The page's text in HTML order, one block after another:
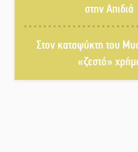
στην Ταιβάν
Τζάμπολ για
στην Απιδιά
Στον καταψύκτη του
«ζεστό»